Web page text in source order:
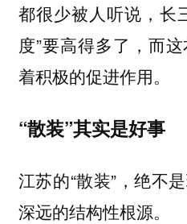
都很少被人听说，长
度”要高得多了，而
着积极的促进作用。
“散装”其实是好事
江苏的“散装”，绝不
深远的结构性根源。